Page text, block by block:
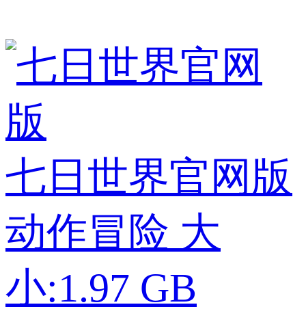
七日世界官网版
动作冒险 大
小:1.97 GB